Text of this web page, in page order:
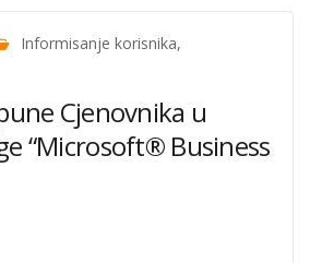
Informisanje korisnika,
Cjenovnika u
“Microsoft® Business